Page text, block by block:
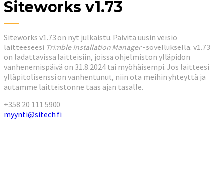
Siteworks v1.73
Siteworks v1.73 on nyt julkaistu. Päivitä uusin versio
laitteeseesi Trimble Installation Manager-sovelluksella. v1.73
on ladattavissa laitteisiin, joissa ohjelmiston ylläpidon
vanhenemispäivä on 31.8.2024 tai myöhäisempi. Jos laitteesi
ylläpitolisenssi on vanhentunut, niin ota meihin yhteyttä ja
autamme laitteistonne taas ajan tasalle.
+358 20 111 5900
myynti@sitech.fi